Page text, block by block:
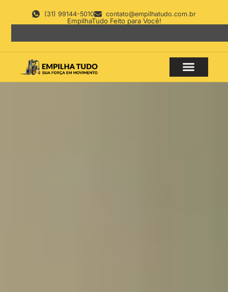
(31) 99144-5010 contato@empilhatudo.com.br
EmpilhaTudo Feito para Você!